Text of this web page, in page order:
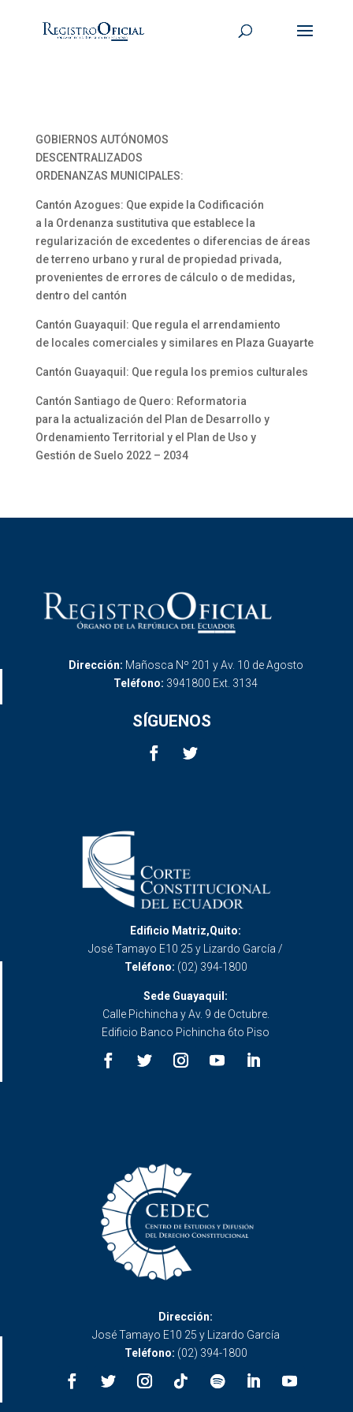
GOBIERNOS AUTÓNOMOS
DESCENTRALIZADOS
ORDENANZAS MUNICIPALES:
Cantón Azogues: Que expide la Codificación
a la Ordenanza sustitutiva que establece la
regularización de excedentes o diferencias de áreas
de terreno urbano y rural de propiedad privada,
provenientes de errores de cálculo o de medidas,
dentro del cantón
Cantón Guayaquil: Que regula el arrendamiento
de locales comerciales y similares en Plaza Guayarte
Cantón Guayaquil: Que regula los premios culturales
Cantón Santiago de Quero: Reformatoria
para la actualización del Plan de Desarrollo y
Ordenamiento Territorial y el Plan de Uso y
Gestión de Suelo 2022 – 2034
Dirección: Mañosca Nº 201 y Av. 10 de Agosto
Teléfono: 3941800 Ext. 3134
SÍGUENOS
Edificio Matriz,Quito:
José Tamayo E10 25 y Lizardo García /
Teléfono: (02) 394-1800
Sede Guayaquil:
Calle Pichincha y Av. 9 de Octubre.
Edificio Banco Pichincha 6to Piso
Dirección:
José Tamayo E10 25 y Lizardo García
Teléfono: (02) 394-1800